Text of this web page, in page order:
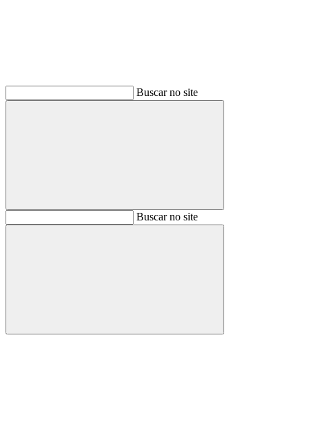
Buscar no site
BuscarBuscar no site
Buscar